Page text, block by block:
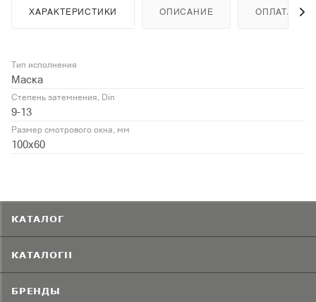
ХАРАКТЕРИСТИКИ ОПИСАНИЕ ОПЛАТА
Тип исполнения
Маска
Степень затемнения, Din
9-13
Размер смотрового окна, мм
100х60
КАТАЛОГ
КАТАЛОГИ
БРЕНДЫ